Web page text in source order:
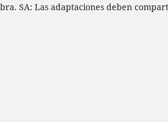
SA: Las adaptaciones deben